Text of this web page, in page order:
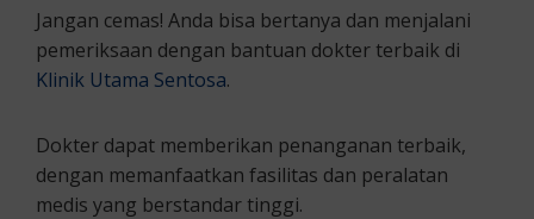
Jangan cemas! Anda bisa bertanya dan menjalani
pemeriksaan dengan bantuan dokter terbaik di
Klinik Utama Sentosa.
Dokter dapat memberikan penanganan terbaik,
dengan memanfaatkan fasilitas dan peralatan
medis yang berstandar tinggi.